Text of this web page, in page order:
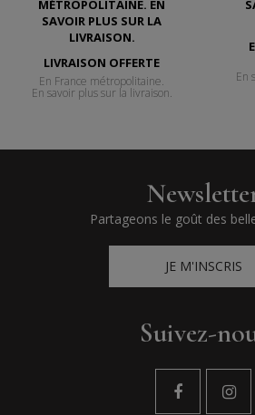
LIVRAISON OFFERTE
En France métropolitaine.
En savoir plus sur la livraison.
En
Partageons le goût des
JE M'INSCRIS
Suivez-